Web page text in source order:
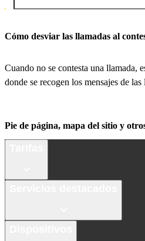
Cómo desviar las llamadas al
Cuando no se contesta una llamada,
donde se recogen los mensajes de las
Pie de página, mapa del sitio y